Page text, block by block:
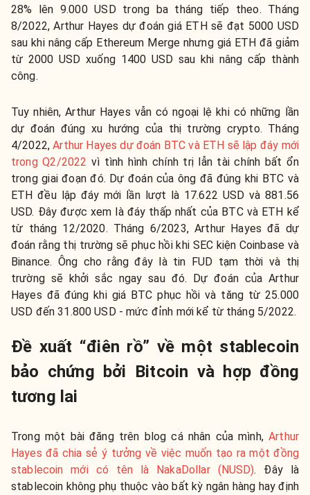
28% lên 9.000 USD trong ba tháng tiếp theo. Tháng
8/2022, Arthur Hayes dự đoán giá ETH sẽ đạt 5000 USD
sau khi nâng cấp Ethereum Merge nhưng giá ETH đã giảm
từ 2000 USD xuống 1400 USD sau khi nâng cấp thành
công.
Tuy nhiên, Arthur Hayes vẫn có ngoại lệ khi có những lần
dự đoán đúng xu hướng của thị trường crypto. Tháng
4/2022,Arthur Hayes dự đoán BTC và ETH sẽ lập đáy mới
trong Q2/2022 vì tình hình chính trị lẫn tài chính bất ổn
trong giai đoạn đó. Dự đoán của ông đã đúng khi BTC và
ETH đều lập đáy mới lần lượt là 17.622 USD và 881.56
USD. Đây được xem là đáy thấp nhất của BTC và ETH kể
từ tháng 12/2020. Tháng 6/2023, Arthur Hayes đã dự
đoán rằng thị trường sẽ phục hồi khi SEC kiện Coinbase và
Binance. Ông cho rằng đây là tin FUD tạm thời và thị
trường sẽ khởi sắc ngay sau đó. Dự đoán của Arthur
Hayes đã đúng khi giá BTC phục hồi và tăng từ 25.000
USD đến 31.800 USD - mức đỉnh mới kể từ tháng 5/2022.
Đề xuất “điên rồ” về một stablecoin
bảo chứng bởi Bitcoin và hợp đồng
tương lai
Trong một bài đăng trên blog cá nhân của mình,Arthur
Hayes đã chia sẻ ý tưởng về việc muốn tạo ra một đồng
stablecoin mới có tên là NakaDollar (NUSD). Đây là
stablecoin không phụ thuộc vào bất kỳ ngân hàng hay định